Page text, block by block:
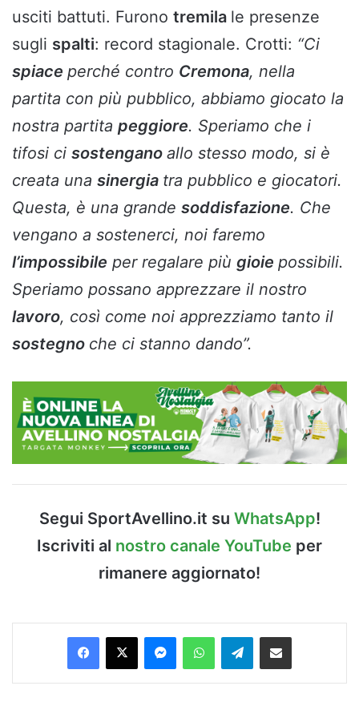
usciti battuti. Furono tremila le presenze
sugli spalti: record stagionale. Crotti: “Ci
spiace perché contro Cremona, nella
partita con più pubblico, abbiamo giocato la
nostra partita peggiore. Speriamo che i
tifosi ci sostengano allo stesso modo, si è
creata una sinergia tra pubblico e giocatori.
Questa, è una grande soddisfazione. Che
vengano a sostenerci, noi faremo
l’impossibile per regalare più gioie possibili.
Speriamo possano apprezzare il nostro
lavoro, così come noi apprezziamo tanto il
sostegno che ci stanno dando”.
Segui SportAvellino.it su WhatsApp!
Iscriviti al nostro canale YouTube per
rimanere aggiornato!
Facebook
X MessengerWhatsAppTelegramCondividi via Email